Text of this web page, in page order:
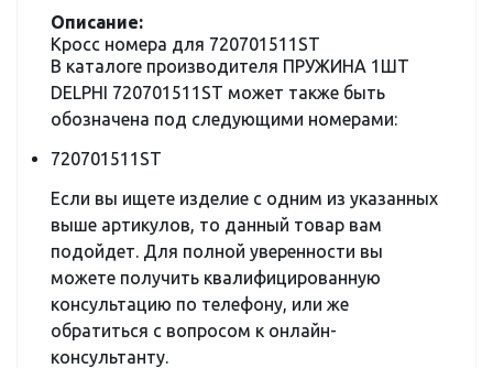
Описание:
Кросс номера для 720701511ST
В каталоге производителя ПРУЖИНА 1ШТ
DELPHI 720701511ST может также быть
обозначена под следующими номерами:
720701511ST
Если вы ищете изделие с одним из указанных
выше артикулов, то данный товар вам
подойдет. Для полной уверенности вы
можете получить квалифицированную
консультацию по телефону, или же
обратиться с вопросом к онлайн-
консультанту.